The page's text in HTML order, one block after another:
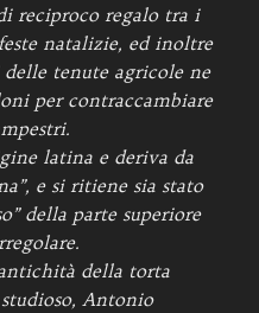
reciproco regalo tra i
natalizie, ed inoltre
tenute agricole ne
per contraccambiare
latina e deriva da
e si ritiene sia stato
della parte superiore
della torta
Antonio